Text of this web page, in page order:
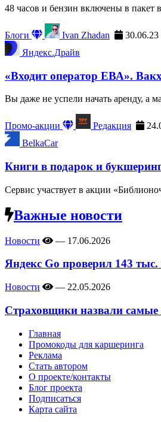
48 часов и бензин включены в пакет
Блоги Ivan Zhadan 30.06.23
Яндекс.Драйв
«Входит оператор ЕВА».
Вы даже не успели начать аренду, а
Промо-акции Редакция
BelkaCar
Книги в подарок и
Сервис участвует в акции
Важные новости
Новости — 17.06.2026
Яндекс Go проверил 143 тыс.
Новости — 22.05.2026
Страховщики назвали самые
Главная
Промокоды для каршеринга
Реклама
Стать автором
О проекте/контакты
Блог проекта
Подписаться
Карта сайта